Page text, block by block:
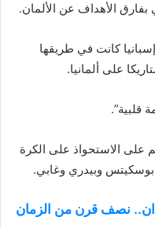
بفارق الأهداف عن الألمان.
كانت في طريقها
على ألمانيا.
قلبية”.
على الاستحواذ على الكرة
وبيدري وغابي.
نصف قرن من الزمان